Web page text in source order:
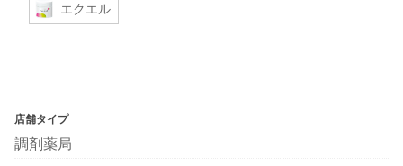
エクエル
店舗タイプ
調剤薬局